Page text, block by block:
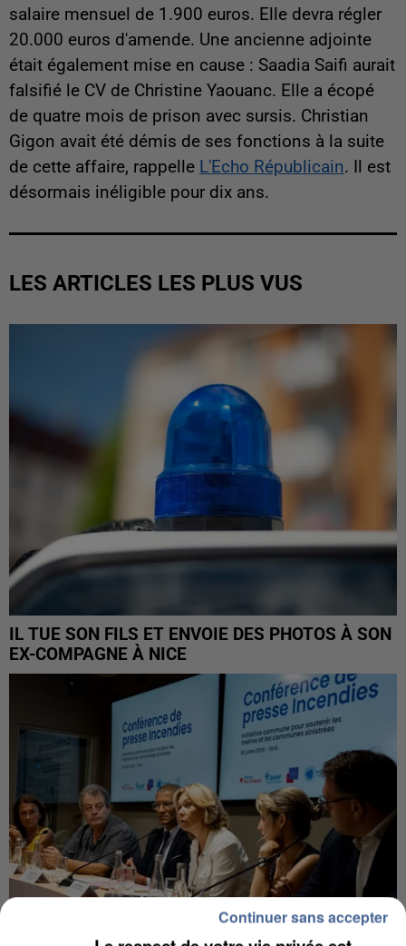
salaire mensuel de 1.900 euros. Elle devra régler
20.000 euros d'amende. Une ancienne adjointe
était également mise en cause : Saadia Saifi aurait
falsifié le CV de Christine Yaouanc. Elle a écopé
de quatre mois de prison avec sursis. Christian
Gigon avait été démis de ses fonctions à la suite
de cette affaire, rappelle L'Echo Républicain. Il est
désormais inéligible pour dix ans.
LES ARTICLES LES PLUS VUS
IL TUE SON FILS ET ENVOIE DES PHOTOS À SON
EX-COMPAGNE À NICE
Continuer sans accepter